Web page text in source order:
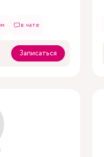
в чате
Записаться